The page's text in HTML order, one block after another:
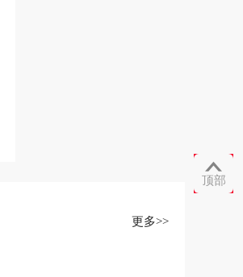
更多>>

顶部